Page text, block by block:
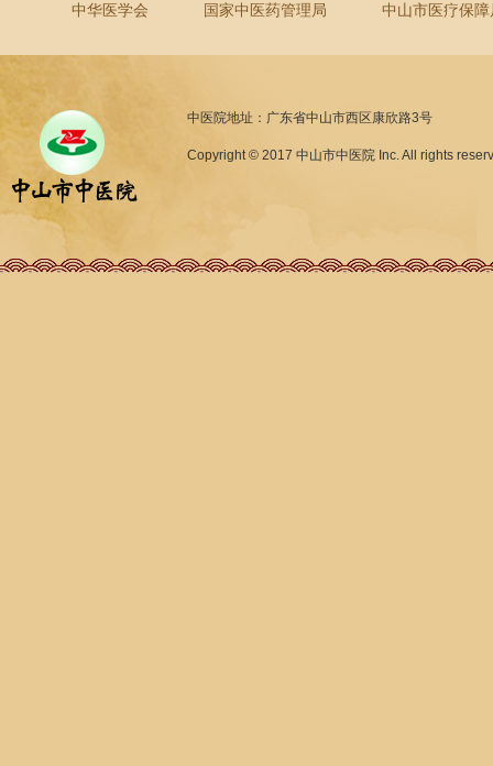
中华医学会 国家中医药管理局 中山市医疗保障
中医院地址：广东省中山市西区康欣路3号
Copyright © 2017 中山市中医院 Inc. All rights